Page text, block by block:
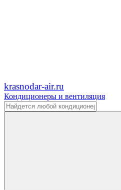
krasnodar-air.ru
Кондиционеры и вентиляция